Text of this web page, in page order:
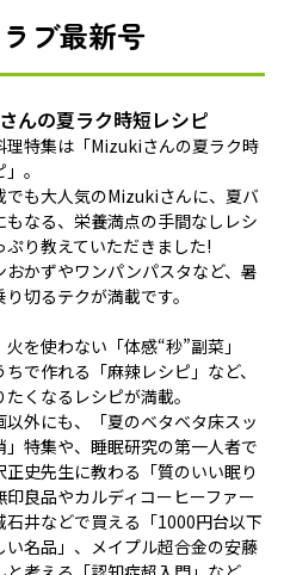
ブ最新号
んの夏ラク時短レシピ
理特集は「Mizukiさんの夏ラク時
。
でも大人気のMizukiさんに、夏バ
もなる、栄養満点の手間なしレシ
ぷり教えていただきました!
おかずやワンパンパスタなど、暑
切るテクが満載です。
火を使わない「体感“秒”副菜」
ちで作れる「麻辣レシピ」など、
たくなるレシピが満載。
以外にも、「夏のベタベタ床スッ
」特集や、睡眠研究の第一人者で
正史先生に教わる「質のいい眠り
印良品やカルディコーヒーファー
石井などで買える「1000円台以下
い名品」、メイプル超合金の安藤